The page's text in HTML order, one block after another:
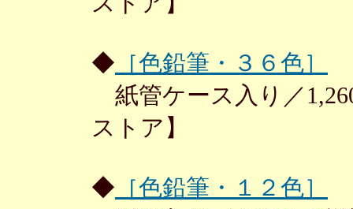
◆ ［色鉛筆・３６色］
紙管ケース入り／
ストア】
◆ ［色鉛筆・１２色］